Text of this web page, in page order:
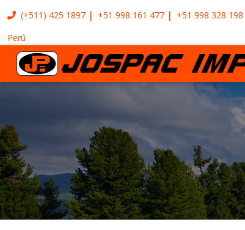
(+511) 425 1897 +51 998 161 477 +51 998 328 198
Perú